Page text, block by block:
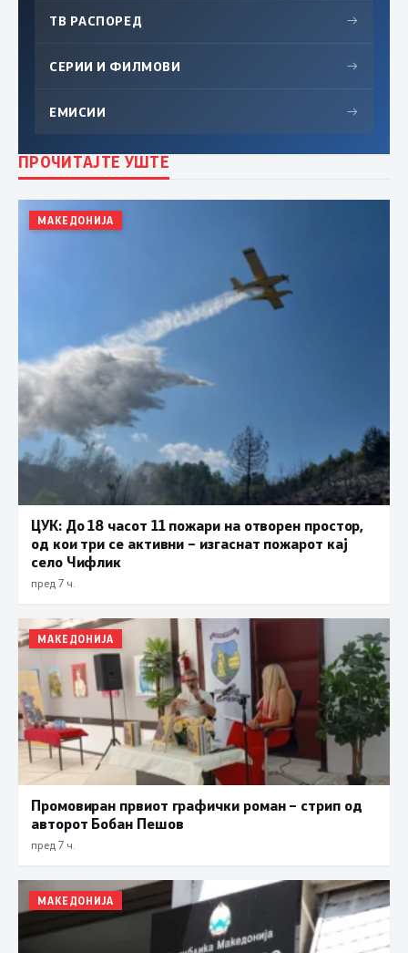
ТВ РАСПОРЕД →
СЕРИИ И ФИЛМОВИ →
ЕМИСИИ →
ПРОЧИТАЈТЕ УШТЕ
МАКЕДОНИЈА
ЦУК: До 18 часот 11 пожари на отворен простор,
од кои три се активни – изгаснат пожарот кај
село Чифлик
пред 7 ч.
МАКЕДОНИЈА
Промовиран првиот графички роман – стрип од
авторот Бобан Пешов
пред 7 ч.
МАКЕДОНИЈА